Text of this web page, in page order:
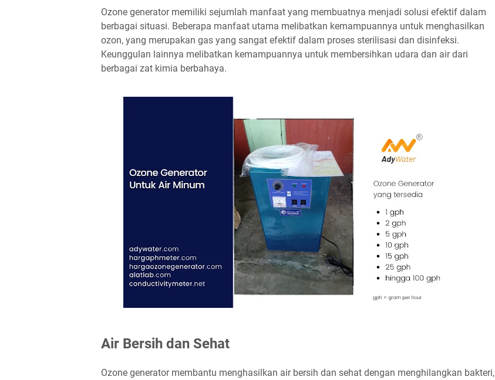
Ozone generator memiliki sejumlah manfaat yang membuatnya menjadi solusi efektif dalam
berbagai situasi. Beberapa manfaat utama melibatkan kemampuannya untuk menghasilkan
ozon, yang merupakan gas yang sangat efektif dalam proses sterilisasi dan disinfeksi.
Keunggulan lainnya melibatkan kemampuannya untuk membersihkan udara dan air dari
berbagai zat kimia berbahaya.
Air Bersih dan Sehat
Ozone generator membantu menghasilkan air bersih dan sehat dengan menghilangkan bakteri,